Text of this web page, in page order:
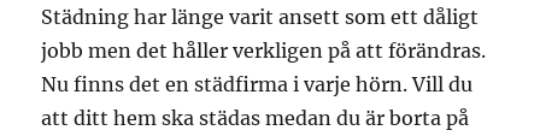
Städning har länge varit ansett som ett dåligt
jobb men det håller verkligen på att förändras.
Nu finns det en städfirma i varje hörn. Vill du
att ditt hem ska städas medan du är borta på